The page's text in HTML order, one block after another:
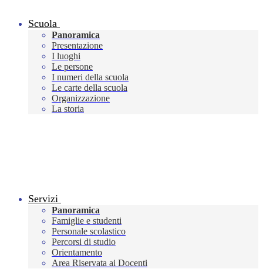
Scuola
Panoramica
Presentazione
I luoghi
Le persone
I numeri della scuola
Le carte della scuola
Organizzazione
La storia
Servizi
Panoramica
Famiglie e studenti
Personale scolastico
Percorsi di studio
Orientamento
Area Riservata ai Docenti